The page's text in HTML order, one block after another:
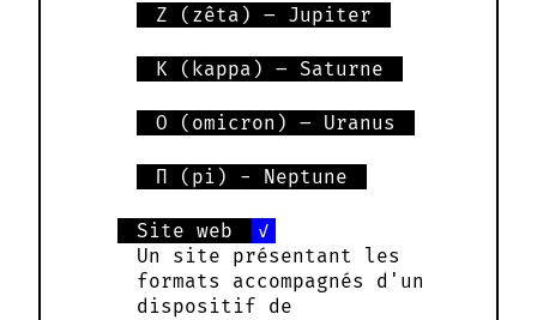
Ζ (zêta) – Jupiter
Κ (kappa) – Saturne
Ο (omicron) – Uranus
Π (pi) - Neptune
Site web
Un site présentant les
formats accompagnés d'un
dispositif de